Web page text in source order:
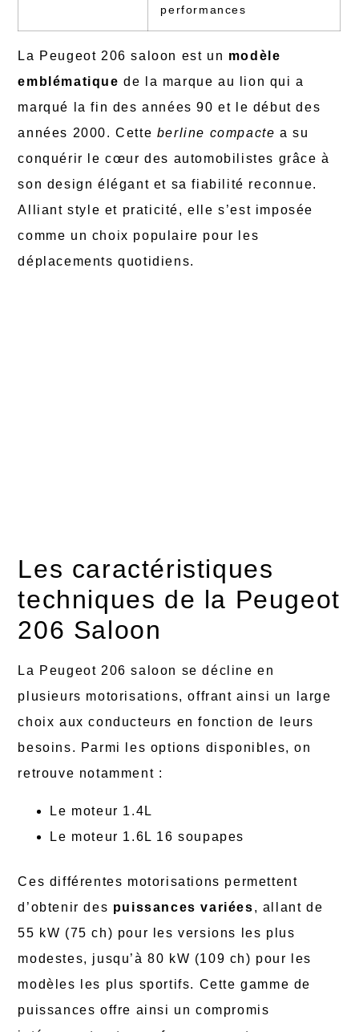
performances
La Peugeot 206 saloon est un modèle
emblématique de la marque au lion qui a
marqué la fin des années 90 et le début des
années 2000. Cette berline compacte a su
conquérir le cœur des automobilistes grâce à
son design élégant et sa fiabilité reconnue.
Alliant style et praticité, elle s’est imposée
comme un choix populaire pour les
déplacements quotidiens.
Les caractéristiques
techniques de la Peugeot
206 Saloon
La Peugeot 206 saloon se décline en
plusieurs motorisations, offrant ainsi un large
choix aux conducteurs en fonction de leurs
besoins. Parmi les options disponibles, on
retrouve notamment :
Le moteur 1.4L
Le moteur 1.6L 16 soupapes
Ces différentes motorisations permettent
d’obtenir des puissances variées, allant de
55 kW (75 ch) pour les versions les plus
modestes, jusqu’à 80 kW (109 ch) pour les
modèles les plus sportifs. Cette gamme de
puissances offre ainsi un compromis